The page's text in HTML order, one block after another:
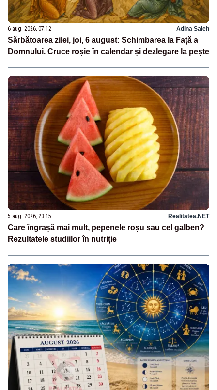
6 aug. 2026, 07:12 Adina Saleh
Sărbătoarea zilei, joi, 6 august: Schimbarea la Față a
Domnului. Cruce roșie în calendar și dezlegare la pește
5 aug. 2026, 23:15 Realitatea.NET
Care îngrașă mai mult, pepenele roșu sau cel galben?
Rezultatele studiilor în nutriție